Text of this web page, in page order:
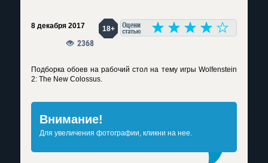
8 декабря 2017 18+
2368
Подборка обоев на рабочий стол на тему игры Wolfenstein
2: The New Colossus.
Внимание!
Для увеличения фотографии, кликни на нее.